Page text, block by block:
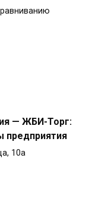
— ЖБИ-Торг:
предприятия
10а